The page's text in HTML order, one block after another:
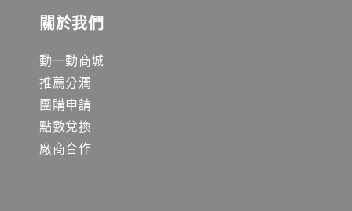
關於我們
動一動商城
推薦分潤
團購申請
點數兌換
廠商合作